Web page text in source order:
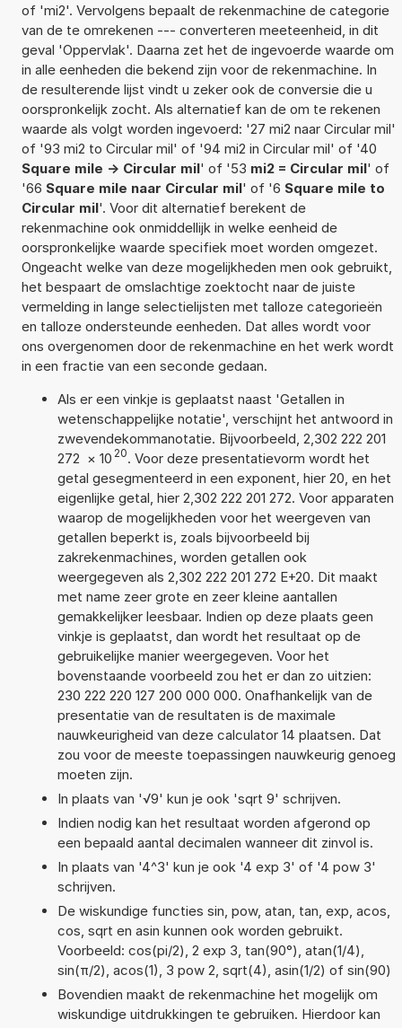
of 'mi2'. Vervolgens bepaalt de rekenmachine de categorie
van de te omrekenen --- converteren meeteenheid, in dit
geval 'Oppervlak'. Daarna zet het de ingevoerde waarde om
in alle eenheden die bekend zijn voor de rekenmachine. In
de resulterende lijst vindt u zeker ook de conversie die u
oorspronkelijk zocht. Als alternatief kan de om te rekenen
waarde als volgt worden ingevoerd: '27 mi2 naar Circular mil'
of '93 mi2 to Circular mil' of '94 mi2 in Circular mil' of '40
Square mile -> Circular mil' of '53 mi2 = Circular mil' of
'66 Square mile naar Circular mil' of '6 Square mile to
Circular mil'. Voor dit alternatief berekent de
rekenmachine ook onmiddellijk in welke eenheid de
oorspronkelijke waarde specifiek moet worden omgezet.
Ongeacht welke van deze mogelijkheden men ook gebruikt,
het bespaart de omslachtige zoektocht naar de juiste
vermelding in lange selectielijsten met talloze categorieën
en talloze ondersteunde eenheden. Dat alles wordt voor
ons overgenomen door de rekenmachine en het werk wordt
in een fractie van een seconde gedaan.
Als er een vinkje is geplaatst naast 'Getallen in
wetenschappelijke notatie', verschijnt het antwoord in
zwevendekommanotatie. Bijvoorbeeld, 2,302 222 201
272 × 10 20. Voor deze presentatievorm wordt het
getal gesegmenteerd in een exponent, hier 20, en het
eigenlijke getal, hier 2,302 222 201 272. Voor apparaten
waarop de mogelijkheden voor het weergeven van
getallen beperkt is, zoals bijvoorbeeld bij
zakrekenmachines, worden getallen ook
weergegeven als 2,302 222 201 272 E+20. Dit maakt
met name zeer grote en zeer kleine aantallen
gemakkelijker leesbaar. Indien op deze plaats geen
vinkje is geplaatst, dan wordt het resultaat op de
gebruikelijke manier weergegeven. Voor het
bovenstaande voorbeeld zou het er dan zo uitzien:
230 222 220 127 200 000 000. Onafhankelijk van de
presentatie van de resultaten is de maximale
nauwkeurigheid van deze calculator 14 plaatsen. Dat
zou voor de meeste toepassingen nauwkeurig genoeg
moeten zijn.
In plaats van '√9' kun je ook 'sqrt 9' schrijven.
Indien nodig kan het resultaat worden afgerond op
een bepaald aantal decimalen wanneer dit zinvol is.
In plaats van '4^3' kun je ook '4 exp 3' of '4 pow 3'
schrijven.
De wiskundige functies sin, pow, atan, tan, exp, acos,
cos, sqrt en asin kunnen ook worden gebruikt.
Voorbeeld: cos(pi/2), 2 exp 3, tan(90°), atan(1/4),
sin(π/2), acos(1), 3 pow 2, sqrt(4), asin(1/2) of sin(90)
Bovendien maakt de rekenmachine het mogelijk om
wiskundige uitdrukkingen te gebruiken. Hierdoor kan